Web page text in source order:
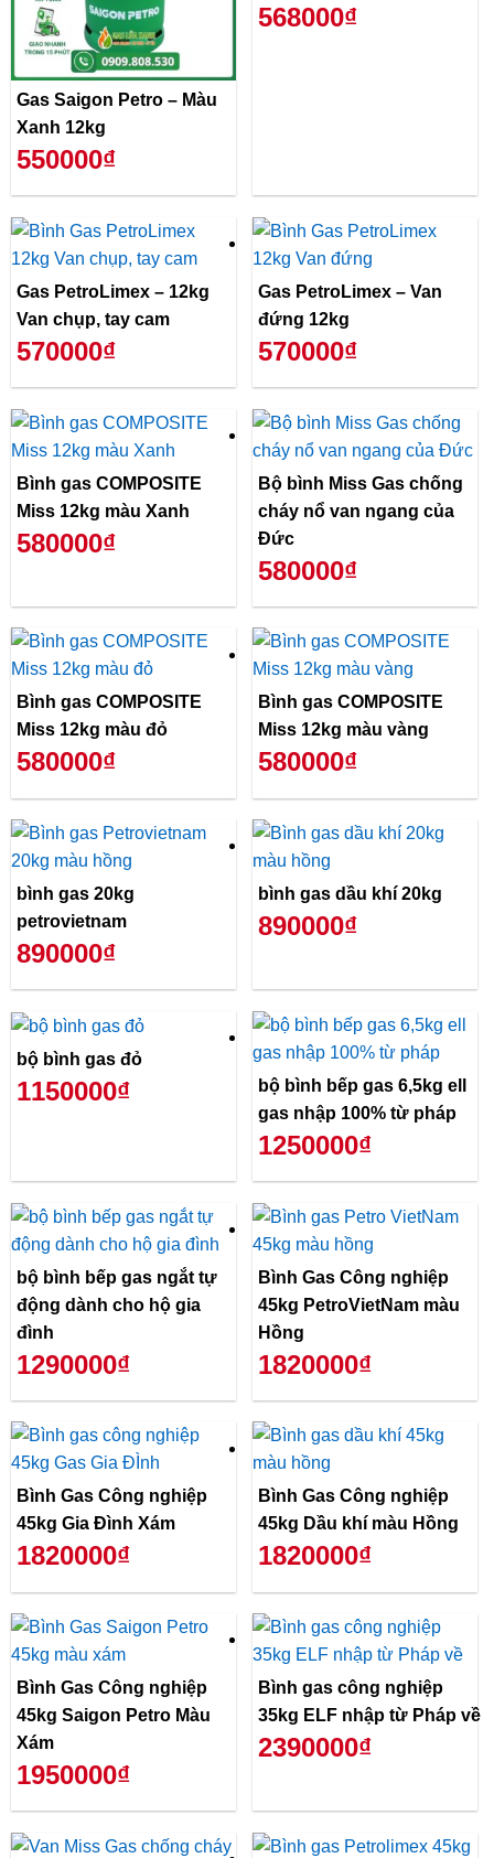
Gas Saigon Petro – Màu
Xanh 12kg
550000₫
568000₫
Gas PetroLimex – 12kg
Van chụp, tay cam
570000₫
Gas PetroLimex – Van
đứng 12kg
570000₫
Bình gas COMPOSITE
Miss 12kg màu Xanh
580000₫
Bộ bình Miss Gas chống
cháy nổ van ngang của
Đức
580000₫
Bình gas COMPOSITE
Miss 12kg màu đỏ
580000₫
Bình gas COMPOSITE
Miss 12kg màu vàng
580000₫
bình gas 20kg
petrovietnam
890000₫
bình gas dầu khí 20kg
890000₫
bộ bình gas đỏ
1150000₫
bộ bình bếp gas 6,5kg ell
gas nhập 100% từ pháp
1250000₫
bộ bình bếp gas ngắt tự
động dành cho hộ gia
đình
1290000₫
Bình Gas Công nghiệp
45kg PetroVietNam màu
Hồng
1820000₫
Bình Gas Công nghiệp
45kg Gia Đình Xám
1820000₫
Bình Gas Công nghiệp
45kg Dầu khí màu Hồng
1820000₫
Bình Gas Công nghiệp
45kg Saigon Petro Màu
Xám
1950000₫
Bình gas công nghiệp
35kg ELF nhập từ Pháp về
2390000₫